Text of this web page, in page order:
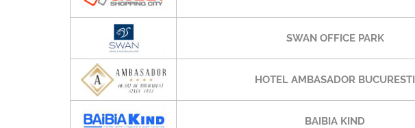
SWAN OFFICE PARK
HOTEL AMBASADOR BUCURESTI
BAIBIA KIND